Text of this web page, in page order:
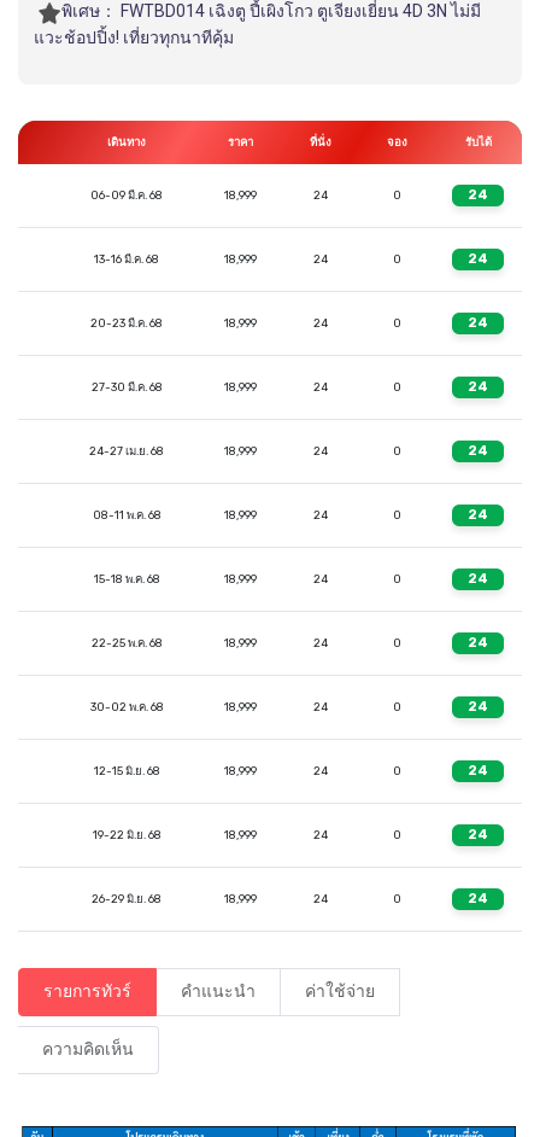
พิเศษ：
FWTBD014 เฉิงตู ปี้เผิงโกว ตูเจียงเยี่ยน 4D 3N ไม่มี
แวะช้อปปิ้ง! เที่ยวทุกนาทีคุ้ม
เดินทาง ราคา ที่นั่ง จอง รับได้
06-09 มี.ค. 68 18,999 24 0 24
13-16 มี.ค. 68 18,999 24 0 24
20-23 มี.ค. 68 18,999 24 0 24
27-30 มี.ค. 68 18,999 24 0 24
24-27 เม.ย. 68 18,999 24 0 24
08-11 พ.ค. 68 18,999 24 0 24
15-18 พ.ค. 68 18,999 24 0 24
22-25 พ.ค. 68 18,999 24 0 24
30-02 พ.ค. 68 18,999 24 0 24
12-15 มิ.ย. 68 18,999 24 0 24
19-22 มิ.ย. 68 18,999 24 0 24
26-29 มิ.ย. 68 18,999 24 0 24
รายการทัวร์ คำแนะนำ ค่าใช้จ่าย
ความคิดเห็น